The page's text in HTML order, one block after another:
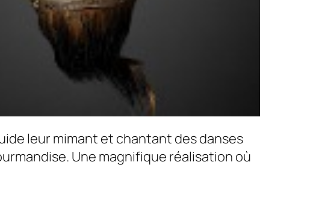
leur mimant et chantant des danses
Une magnifique réalisation où